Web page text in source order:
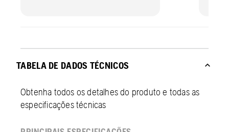
TABELA DE DADOS TÉCNICOS
Obtenha todos os detalhes do produto e todas as
especificações técnicas